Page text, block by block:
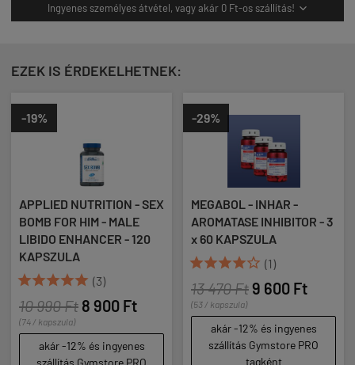
Ingyenes személyes átvétel, vagy akár 0 Ft-os szállítás! 
EZEK IS ÉRDEKELHETNEK:
NUTRITION - SEX
HIM - MALE
ENHANCER - 120
(3)
Ft8 900 Ft
-12% és ingyenes
Gymstore PRO
MEGABOL - INHAR -
AROMATASE INHIBITOR - 3
x 60 KAPSZULA
(1)
13 470 Ft9 600 Ft
(53 / kapszula)
akár -12% és ingyenes
szállítás Gymstore PRO
BOMB